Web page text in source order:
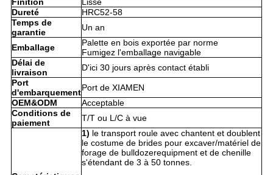
Finition
Lisse
Dureté
HRC52-58
Temps de
garantie
Un an
Emballage
Palette en bois exportée par norme
Fumigez l'emballage navigable
Délai de
livraison
D'ici 30 jours après contact établi
Port
d'embarquementPort de XIAMEN
OEM&ODM
Acceptable
Conditions de
paiement
T/T ou L/C à vue
1) le transport roule avec chantent et doublent
le costume de brides pour excaver/matériel de
forage de bulldozerequipment et de chenille
s'étendant de 3 à 50 tonnes.